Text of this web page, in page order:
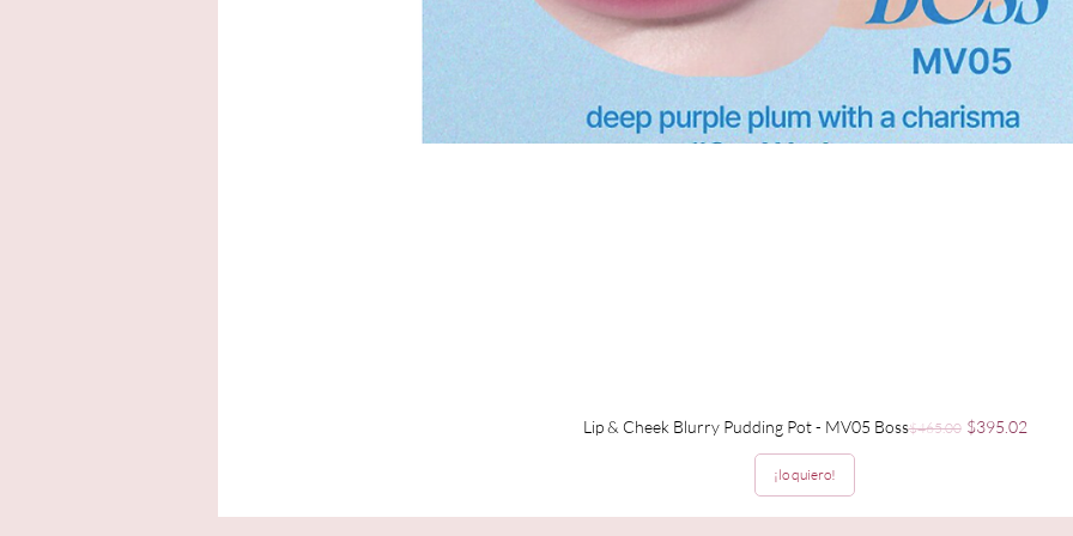
Lip & Cheek Blurry Pudding Pot - MV05 BossPrecio
$465.00 Precio de
$395.02
¡lo quiero!